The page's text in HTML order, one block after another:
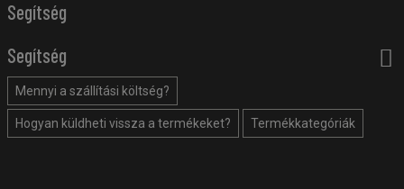
Segítség
Segítség
Mennyi a szállítási költség?
Hogyan küldheti vissza a termékeket? Termékkategóriák